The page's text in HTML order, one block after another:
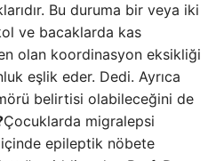
Bu duruma bir veya iki
ve bacaklarda kas
olan koordinasyon eksikliği
eşlik eder. Dedi. Ayrıca
belirtisi olabileceğini de
Çocuklarda migralepsi
içinde epileptik nöbete